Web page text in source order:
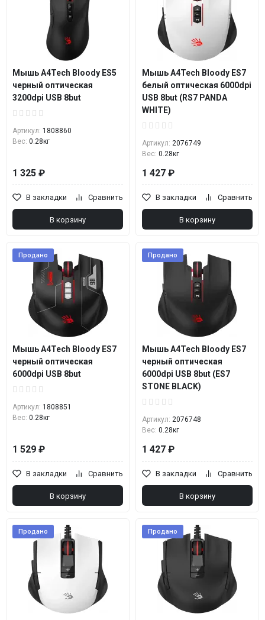
Мышь A4Tech Bloody ES5
черный оптическая
3200dpi USB 8but
Артикул: 1808860
Вес: 0.28кг
1 325 ₽
В закладки Сравнить
В корзину
Мышь A4Tech Bloody ES7
белый оптическая 6000dpi
USB 8but (RS7 PANDA
WHITE)
Артикул: 2076749
Вес: 0.28кг
1 427 ₽
В закладки Сравнить
В корзину
Продано
Мышь A4Tech Bloody ES7
черный оптическая
6000dpi USB 8but
Артикул: 1808851
Вес: 0.28кг
1 529 ₽
В закладки Сравнить
В корзину
Продано
Мышь A4Tech Bloody ES7
черный оптическая
6000dpi USB 8but (ES7
STONE BLACK)
Артикул: 2076748
Вес: 0.28кг
1 427 ₽
В закладки Сравнить
В корзину
Продано Продано